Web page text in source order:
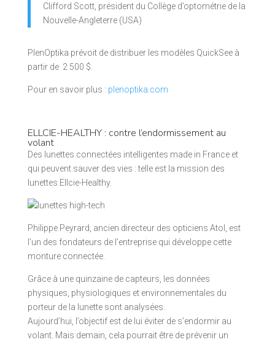
Clifford Scott, président du Collège d’optométrie de la
Nouvelle-Angleterre (USA)
PlenOptika prévoit de distribuer les modèles QuickSee à
partir de 2 500 $.
Pour en savoir plus : plenoptika.com
ELLCIE-HEALTHY : contre l’endormissement au
volant
Des lunettes connectées intelligentes made in France et
qui peuvent sauver des vies : telle est la mission des
lunettes Ellcie-Healthy.
Philippe Peyrard, ancien directeur des opticiens Atol, est
l’un des fondateurs de l’entreprise qui développe cette
monture connectée.
Grâce à une quinzaine de capteurs, les données
physiques, physiologiques et environnementales du
porteur de la lunette sont analysées.
Aujourd’hui, l’objectif est de lui éviter de s’endormir au
volant. Mais demain, cela pourrait être de prévenir un